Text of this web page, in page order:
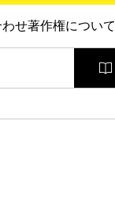
せ著作権について